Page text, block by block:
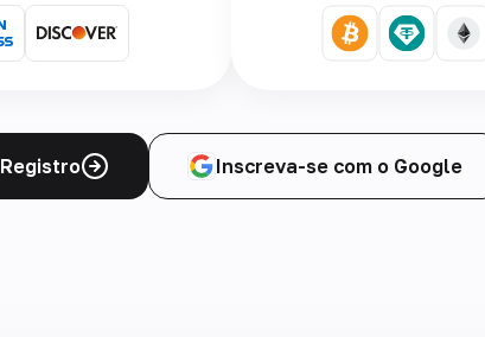
Registro Inscreva-se com o Google